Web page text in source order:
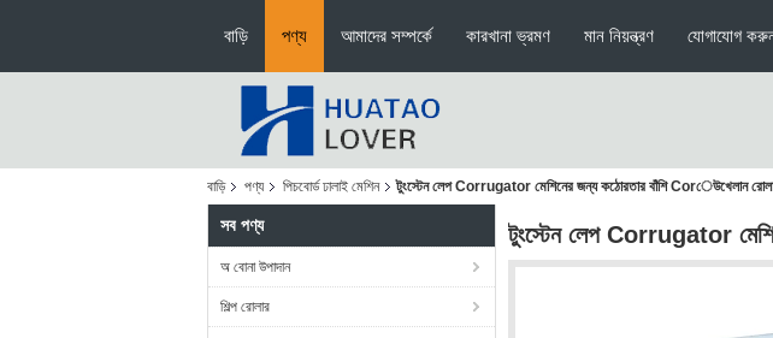
বাড়ি পণ্য আমাদের সম্পর্কে কারখানা ভ্রমণ মান নিয়ন্ত্রণ যোগাযোগ
বাড়ি পণ্য পিচবোর্ড ঢালাই মেশিন টুংস্টেন লেপ Corrugator মেশিনের জন্য কঠোরতার বাঁশি Corেউখেলান
সব পণ্য
অ বোনা উপাদান
শিল্প রোলার
টুংস্টেন লেপ Corrugator